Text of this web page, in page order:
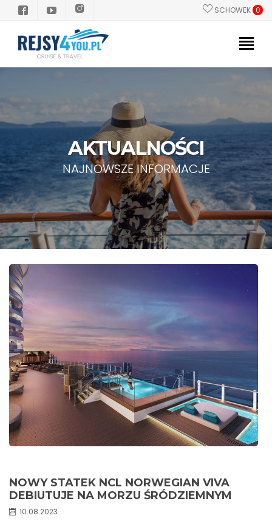
SCHOWEK 0
KIERUNKI
GRUPY/INCENTIVE
INFORMACJE PRAKTYCZNE
Dlaczego Rejs?
Zanim popłyniesz
Jak zarezerwować rejs?
KONTAKT
AKTUALNOŚCI
NAJNOWSZE INFORMACJE
NOWY STATEK NCL NORWEGIAN VIVA
DEBIUTUJE NA MORZU ŚRÓDZIEMNYM
10.08.2023